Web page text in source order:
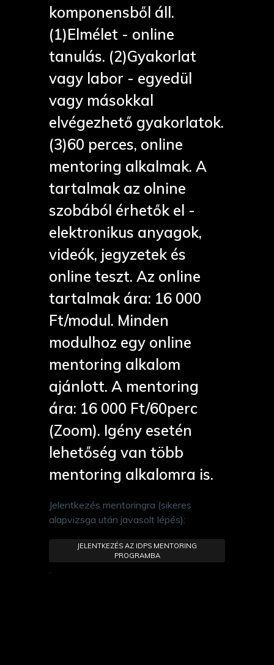
komponensből áll.
(1)Elmélet - online
tanulás. (2)Gyakorlat
vagy labor - egyedül
vagy másokkal
elvégezhető gyakorlatok.
(3)60 perces, online
mentoring alkalmak. A
tartalmak az olnine
szobából érhetők el -
elektronikus anyagok,
videók, jegyzetek és
online teszt. Az online
tartalmak ára: 16 000
Ft/modul. Minden
modulhoz egy online
mentoring alkalom
ajánlott. A mentoring
ára: 16 000 Ft/60perc
(Zoom). Igény esetén
lehetőség van több
mentoring alkalomra is.
Jelentkezés mentoringra (sikeres
alapvizsga után javasolt lépés):
JELENTKEZÉS AZ IDPS MENTORING
PROGRAMBA